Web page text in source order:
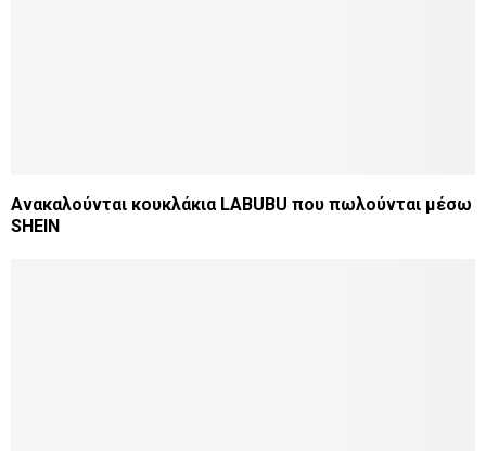
Aνακαλούνται κουκλάκια LABUBU που πωλούνται μέσω
SHEIN